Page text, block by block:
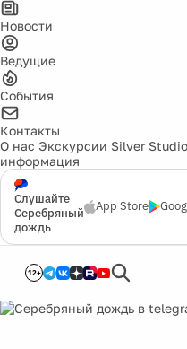
Новости
Ведущие
События
Контакты
О нас Экскурсии Silver Studio
информация
Слушайте
Серебряный
дождь
App Store
12+